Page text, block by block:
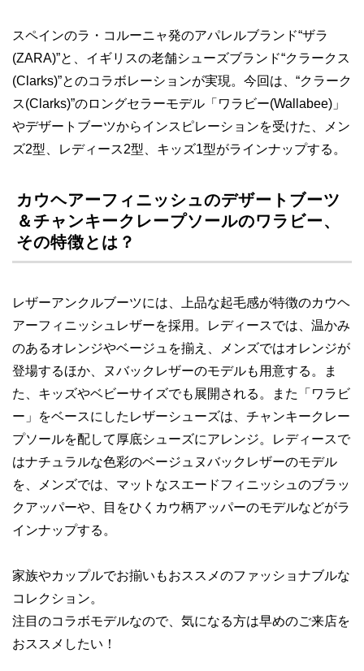
スペインのラ・コルーニャ発のアパレルブランド“ザラ
(ZARA)”と、イギリスの老舗シューズブランド“クラークス
(Clarks)”とのコラボレーションが実現。今回は、“クラーク
ス(Clarks)”のロングセラーモデル「ワラビー(Wallabee)」
やデザートブーツからインスピレーションを受けた、メン
ズ2型、レディース2型、キッズ1型がラインナップする。
カウヘアーフィニッシュのデザートブーツ
＆チャンキークレープソールのワラビー、
その特徴とは？
レザーアンクルブーツには、上品な起毛感が特徴のカウヘ
アーフィニッシュレザーを採用。レディースでは、温かみ
のあるオレンジやベージュを揃え、メンズではオレンジが
登場するほか、ヌバックレザーのモデルも用意する。ま
た、キッズやベビーサイズでも展開される。また「ワラビ
ー」をベースにしたレザーシューズは、チャンキークレー
プソールを配して厚底シューズにアレンジ。レディースで
はナチュラルな色彩のベージュヌバックレザーのモデル
を、メンズでは、マットなスエードフィニッシュのブラッ
クアッパーや、目をひくカウ柄アッパーのモデルなどがラ
インナップする。
家族やカップルでお揃いもおススメのファッショナブルな
コレクション。
注目のコラボモデルなので、気になる方は早めのご来店を
おススメしたい！